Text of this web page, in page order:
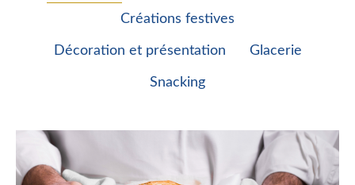
Créations festives
Décoration et présentation Glacerie
Snacking